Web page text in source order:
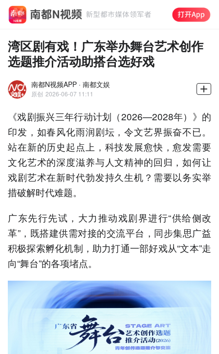
湾区剧有戏！广东举办舞台艺术创作
选题推介活动助搭台选好戏
南都N视频APP · 南都文娱
原创 2026-06-07 11:11
《戏剧振兴三年行动计划（2026—2028年）》的
印发，如春风化雨润剧坛，令文艺界振奋不已。
站在新的历史起点上，科技发展愈快，愈发需要
文化艺术的深度滋养与人文精神的回归，如何让
戏剧艺术在新时代勃发持久生机？需要以务实举
措破解时代难题。
广东先行先试，大力推动戏剧界进行“供给侧改
革”，既搭建供需对接的交流平台，同步集思广益
积极探索孵化机制，助力打通一部好戏从“文本”走
向“舞台”的各项堵点。